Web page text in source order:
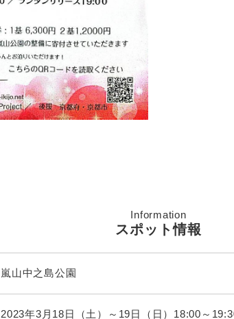
Information
スポット情報
嵐山中之島公園
2023年3月18日（土）～19日（日）18:00～